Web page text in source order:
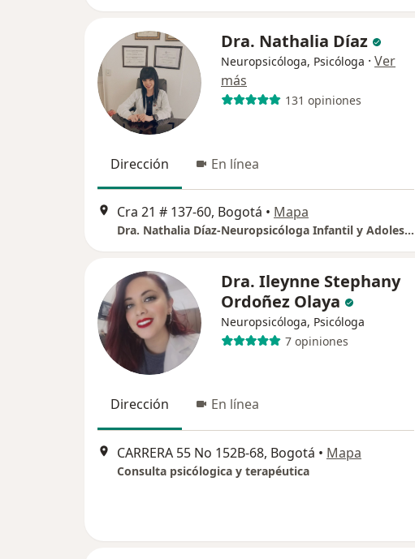
Dra. Nathalia Díaz
Neuropsicóloga, Psicóloga · Ver
más
131 opiniones
Dirección En línea
Cra 21 # 137-60, Bogotá • Mapa
Dra. Nathalia Díaz-Neuropsicóloga Infantil y Adolescente
Dra. Ileynne Stephany
Ordoñez Olaya
Neuropsicóloga, Psicóloga
7 opiniones
Dirección En línea
CARRERA 55 No 152B-68, Bogotá • Mapa
Consulta psicólogica y terapéutica